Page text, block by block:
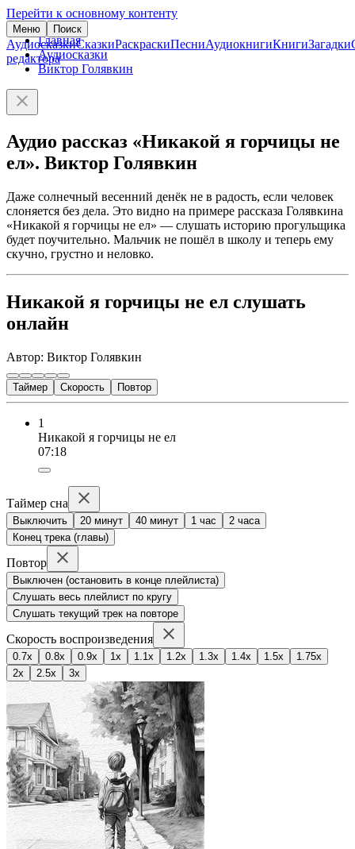
Перейти к основному контенту
Меню Поиск
АудиосказкиСказкиРаскраскиПесниАудиокнигиКнигиЗагадки
редактора
Главная
Аудиосказки
Виктор Голявкин
Аудио рассказ «Никакой я горчицы не
ел». Виктор Голявкин
Даже солнечный весенний денёк не в радость, если человек
слоняется без дела. Это видно на примере рассказа Голявкина
«Никакой я горчицы не ел» — слушать историю прогульщика
будет поучительно. Мальчик не пошёл в школу и теперь ему
скучно, грустно и неловко.
Никакой я горчицы не ел слушать
онлайн
Автор: Виктор Голявкин
Таймер Скорость Повтор
1
Никакой я горчицы не ел
07:18
Таймер сна
Выключить 20 минут 40 минут 1 час
2 часа
Конец трека (главы)
Повтор
Выключен (остановить в конце плейлиста)
Слушать весь плейлист по кругу
Слушать текущий трек на повторе
Скорость воспроизведения
0.7x 0.8x 0.9x 1x 1.1x 1.2x 1.3x 1.4x 1.5x
1.75x
2x
2.5x 3x